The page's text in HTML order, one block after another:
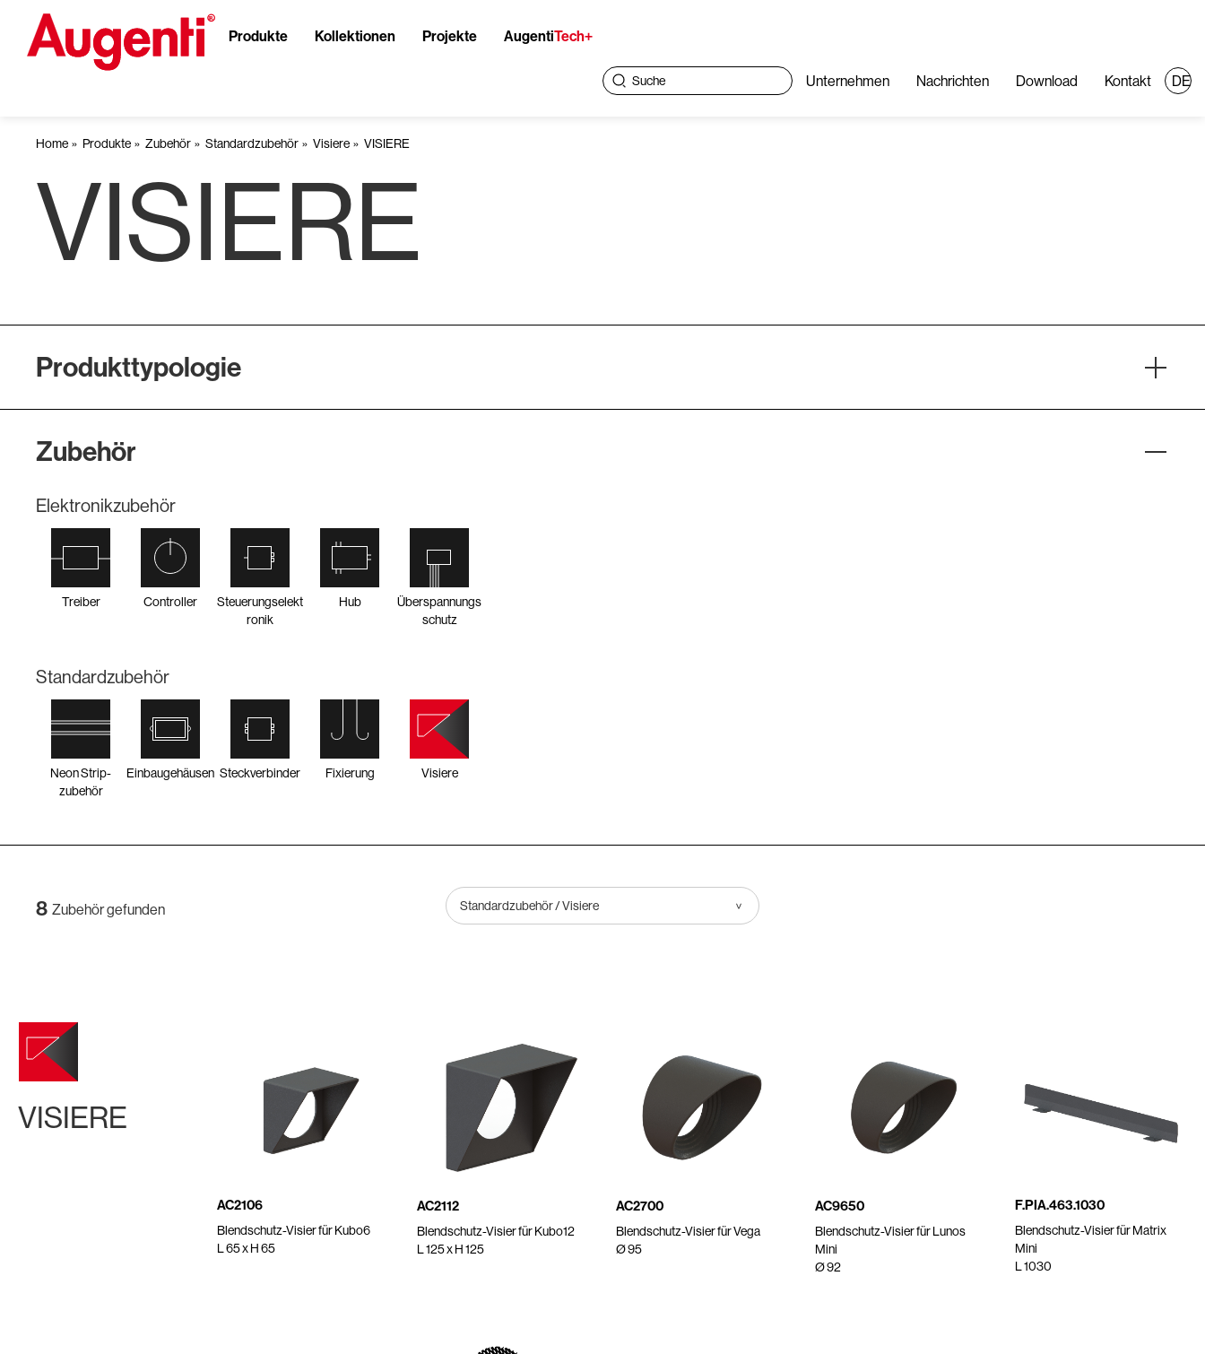
Produkte Kollektionen Projekte AugentiTech+
Unternehmen Nachrichten Download Kontakt DE
Home Produkte Zubehör Standardzubehör Visiere VISIERE
VISIERE
Produkttypologie
Zubehör
Elektronikzubehör
Treiber Controller
Steuerungselekt
ronik
Hub
Überspannungs
schutz
Standardzubehör
Neon Strip-
zubehör
Einbaugehäusen Steckverbinder Fixierung Visiere
8 Zubehör gefunden Standardzubehör / Visiere
VISIERE
AC2106
Blendschutz-Visier für Kubo6
L 65 x H 65
AC2112
Blendschutz-Visier für Kubo12
L 125 x H 125
AC2700
Blendschutz-Visier für Vega
Ø 95
AC9650
Blendschutz-Visier für Lunos
Mini
Ø 92
F.PIA.463.1030
Blendschutz-Visier für Matrix
Mini
L 1030